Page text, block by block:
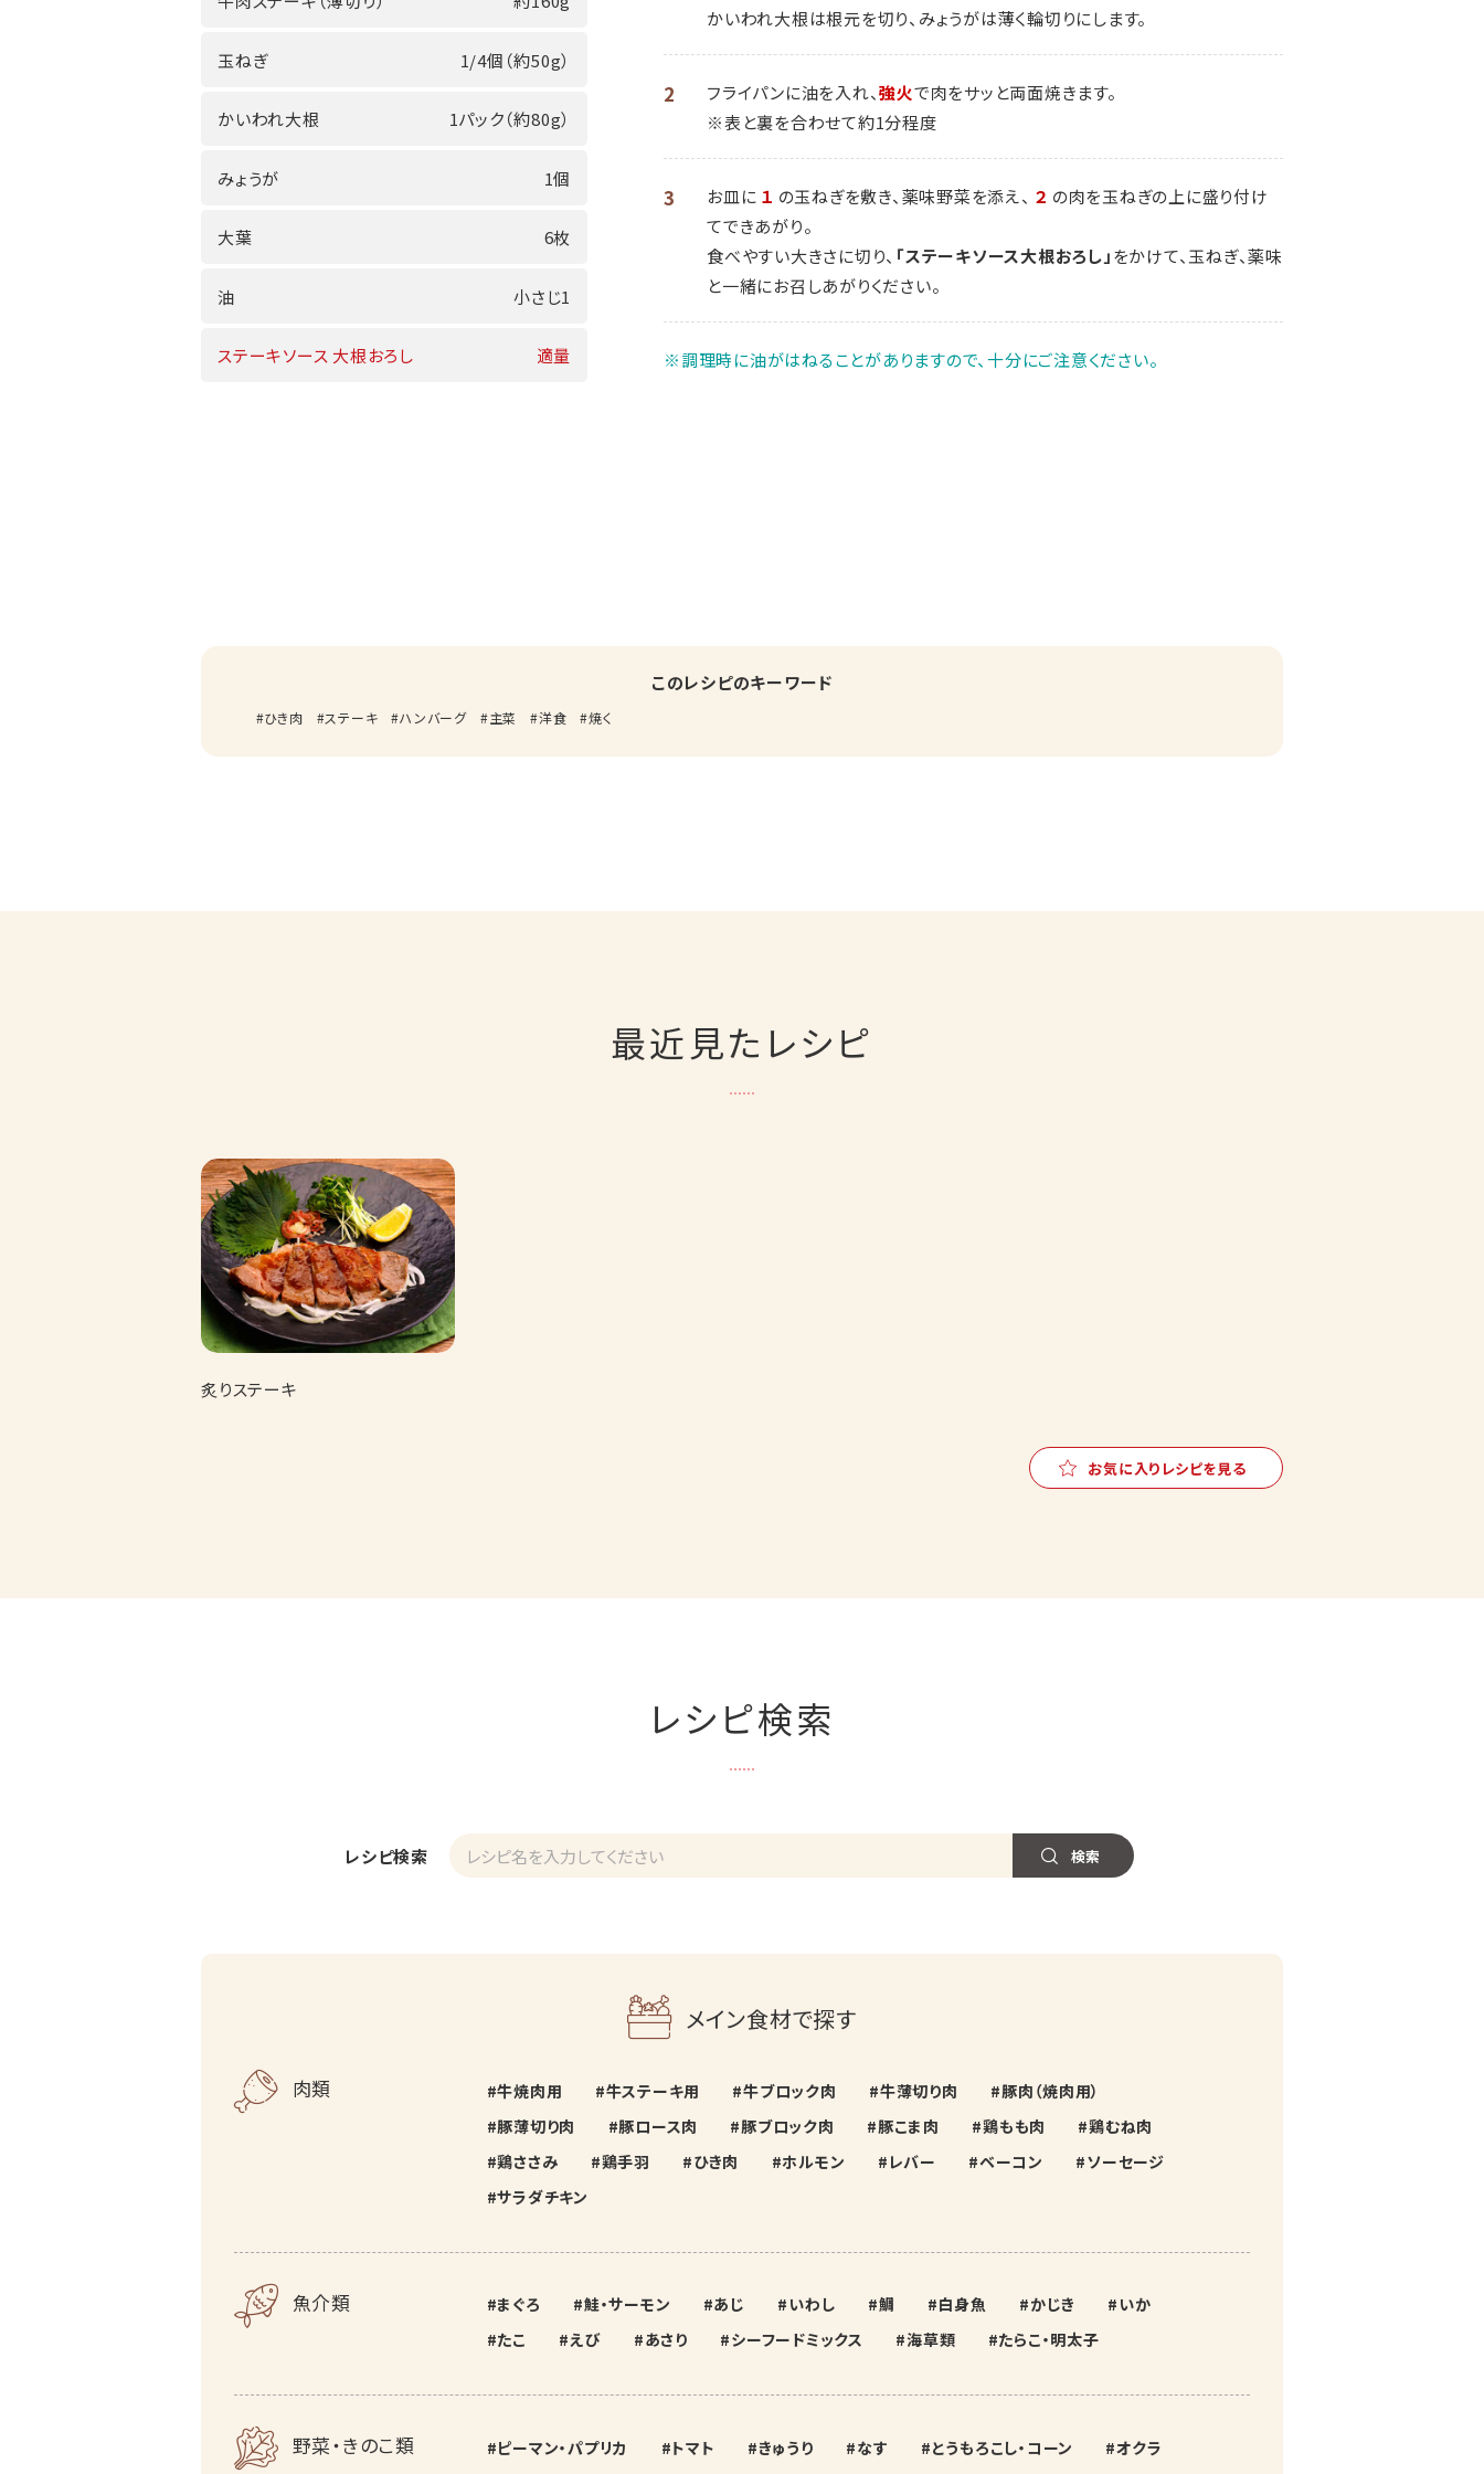
玉ねぎ 1/4個（約50g）
かいわれ大根 1パック（約80g）
みょうが 1個
大葉 6枚
油 小さじ1
ステーキソース 大根おろし 適量
かいわれ大根は根元を切り、みょうがは薄く輪切りにします。
2 フライパンに油を入れ、強火で肉をサッと両面焼きます。
※表と裏を合わせて約1分程度
3 お皿に １ の玉ねぎを敷き、薬味野菜を添え、 ２ の肉を玉ねぎの上に盛り付け
てできあがり。
食べやすい大きさに切り、 「ステーキソース大根おろし」をかけて、玉ねぎ、薬味
と一緒にお召しあがりください。
※調理時に油がはねることがありますので、十分にご注意ください。
このレシピのキーワード
ひき肉 ステーキ ハンバーグ 主菜 洋食 焼く
最近見たレシピ
炙りステーキ
お気に入りレシピを見る
レシピ検索
レシピ検索
メイン食材で探す
肉類 牛焼肉用 牛ステーキ用 牛ブロック肉 牛薄切り肉
豚肉（焼肉用）
豚薄切り肉
豚ロース肉 豚ブロック肉 豚こま肉 鶏もも肉
鶏むね肉
鶏ささみ
鶏手羽 ひき肉 ホルモン レバー ベーコン
ソーセージ
サラダチキン
魚介類 まぐろ 鮭・サーモン あじ いわし 鯛 白身魚 かじき
いか
たこ
えび あさり シーフードミックス 海草類 たらこ・明太子
野菜・きのこ類 ピーマン・パプリカ トマト きゅうり なす とうもろこし・コーン
オクラ